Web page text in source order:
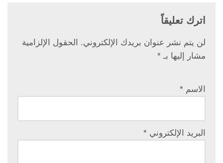
اترك تعليقاً
لن يتم نشر عنوان بريدك الإلكتروني.
الحقول الإلزامية
مشار إليها بـ *
الاسم *
البريد الإلكتروني *